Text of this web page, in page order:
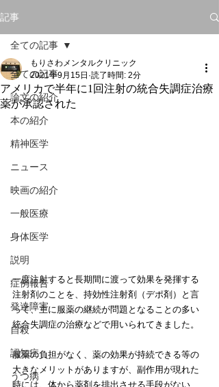
記事
全ての記事
論文の紹介
本の紹介
精神医学
ニュース
映画の紹介
一般医療
身体医学
説明
症例報告
発達障害
自殺
認知症
うつ病
全ての記事
アメリカで半年に1回注射の統合失調症治療
薬が承認された
もりさわメンタルクリニック
2021年9月15日 読了時間: 2分
一度注射すると長期間に渡って効果を発揮する
注射剤のことを、持効性注射剤（デポ剤）と言
って、主に服薬の継続が問題となることの多い
統合失調症の治療などで用いられてきました。
服薬の負担がなく、薬の効果が持続できる等の
大きなメリットがありますが、副作用が現れた
時には、体から薬剤を排出させる手段がない